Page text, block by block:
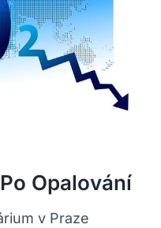
Opalování
v Praze